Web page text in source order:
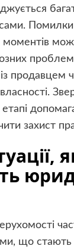
моментів
продавцем
захист
що